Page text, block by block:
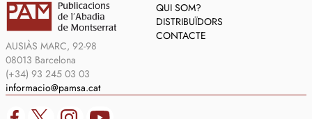
AUSIÀS MARC, 92-98
08013 Barcelona
(+34) 93 245 03 03
informacio@pamsa.cat
QUI SOM?
DISTRIBUÏDORS
CONTACTE